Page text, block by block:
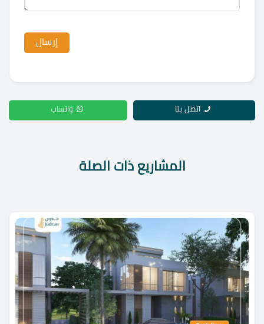
اتصل بنا واتساب
المشاريع ذات الصلة